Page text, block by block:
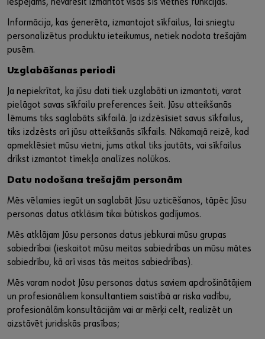
iespējams, nevarēsit izmantot visas šīs vietnes funkcijas.
Informācija, kas ģenerēta, izmantojot sīkfailus, lai sniegtu
personalizētus produktu ieteikumus, netiek nodota trešajām
pusēm.
Uzglabāšanas periodi
Ja nepiekrītat, ka jūsu dati tiek uzglabāti un izmantoti, varat
pielāgot savas sīkfailu preferences šeit. Jūsu atteikšanās
lēmums tiks saglabāts sīkfailā. Ja izdzēsīsiet savus sīkfailus,
tiks izdzēsts arī jūsu atteikšanās sīkfails. Nākamajā reizē, kad
apmeklēsiet mūsu vietni, jums atkal tiks jautāts, vai sīkfailus
drīkst izmantot tīmekļa analīzes nolūkos.
Datu nodošana trešajām personām
Mēs vēlamies iegūt un saglabāt Jūsu uzticēšanos, tāpēc Jūsu
personas datus atklāsim tikai būtiskos gadījumos.
Mēs atklājam Jūsu personas datus jebkurai mūsu grupas
sabiedrībai (ieskaitot mūsu meitas sabiedrības un mūsu mātes
sabiedrību, kā arī visas tās meitas sabiedrības).
Mēs varam nodot Jūsu personas datus saviem apdrošinātājiem
un profesionāliem konsultantiem saistībā ar riska vadību,
profesionālām konsultācijām vai ar mērķi celt, realizēt un
aizstāvēt juridiskās prasības;